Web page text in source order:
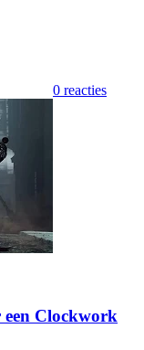
0 reacties
een Clockwork